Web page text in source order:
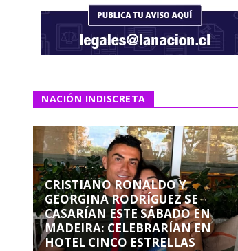
NACIÓN INDISCRETA
CRISTIANO RONALDO Y
GEORGINA RODRÍGUEZ SE
CASARÍAN ESTE SÁBADO EN
MADEIRA: CELEBRARÍAN EN
HOTEL CINCO ESTRELLAS